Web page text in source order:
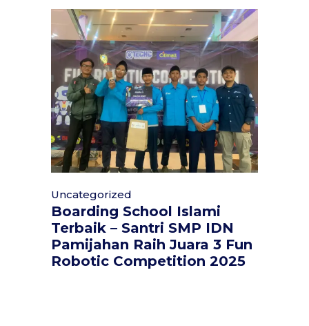
Uncategorized
Boarding School Islami
Terbaik – Santri SMP IDN
Pamijahan Raih Juara 3 Fun
Robotic Competition 2025